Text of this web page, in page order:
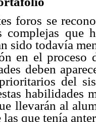
foros se
complejas que
sido todavía
en el proceso
deben
del
habilidades
llevarán al
las que tenía